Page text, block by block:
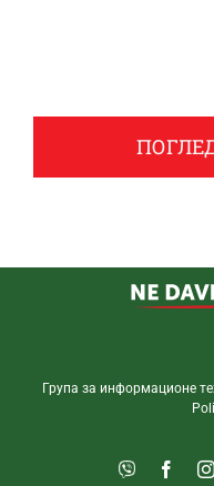
Група за информационе
Viber